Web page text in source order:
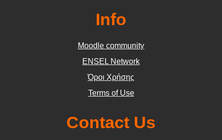
Info
Moodle community
ΕΝSEL Network
Όροι Χρήσης
Terms of Use
Contact Us